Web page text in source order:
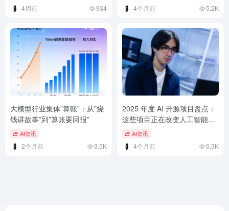
4周前 934 4个月前 5.2K
大模型行业集体”算账”：从”烧
钱讲故事”到”算账要回报”
AI资讯
2个月前 3.5K
2025 年度 AI 开源项目盘点：
这些项目正在改变人工智能格
局 AI资讯
4个月前 6.3K